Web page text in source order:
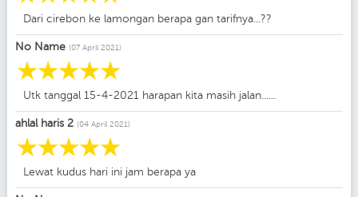
Dari cirebon ke lamongan berapa gan tarifnya...??
No Name (07 April 2021)
☆
☆
☆
☆
☆
Utk tanggal 15-4-2021 harapan kita masih jalan......
ahlal haris 2 (04 April 2021)
☆
☆
☆
☆
☆
Lewat kudus hari ini jam berapa ya